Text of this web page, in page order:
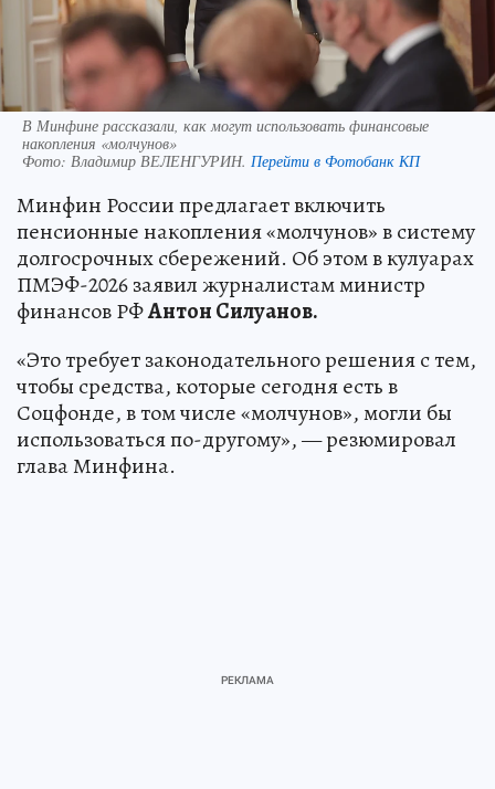
В Минфине рассказали, как могут использовать финансовые
накопления «молчунов»
Фото: Владимир ВЕЛЕНГУРИН. Перейти в Фотобанк КП
Минфин России предлагает включить
пенсионные накопления «молчунов» в систему
долгосрочных сбережений. Об этом в кулуарах
ПМЭФ-2026 заявил журналистам министр
финансов РФАнтон Силуанов.
«Это требует законодательного решения с тем,
чтобы средства, которые сегодня есть в
Соцфонде, в том числе «молчунов», могли бы
использоваться по-другому», — резюмировал
глава Минфина.